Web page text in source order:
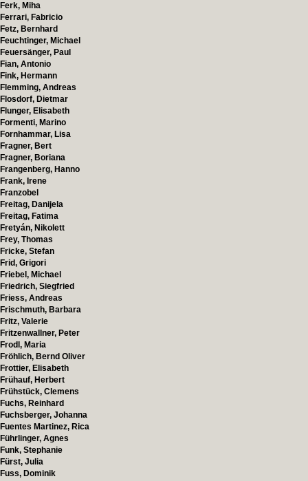
Ferk, Miha
Ferrari, Fabricio
Fetz, Bernhard
Feuchtinger, Michael
Feuersänger, Paul
Fian, Antonio
Fink, Hermann
Flemming, Andreas
Flosdorf, Dietmar
Flunger, Elisabeth
Formenti, Marino
Fornhammar, Lisa
Fragner, Bert
Fragner, Boriana
Frangenberg, Hanno
Frank, Irene
Franzobel
Freitag, Danijela
Freitag, Fatima
Fretyán, Nikolett
Frey, Thomas
Fricke, Stefan
Frid, Grigori
Friebel, Michael
Friedrich, Siegfried
Friess, Andreas
Frischmuth, Barbara
Fritz, Valerie
Fritzenwallner, Peter
Frodl, Maria
Fröhlich, Bernd Oliver
Frottier, Elisabeth
Frühauf, Herbert
Frühstück, Clemens
Fuchs, Reinhard
Fuchsberger, Johanna
Fuentes Martinez, Rica
Führlinger, Agnes
Funk, Stephanie
Fürst, Julia
Fuss, Dominik